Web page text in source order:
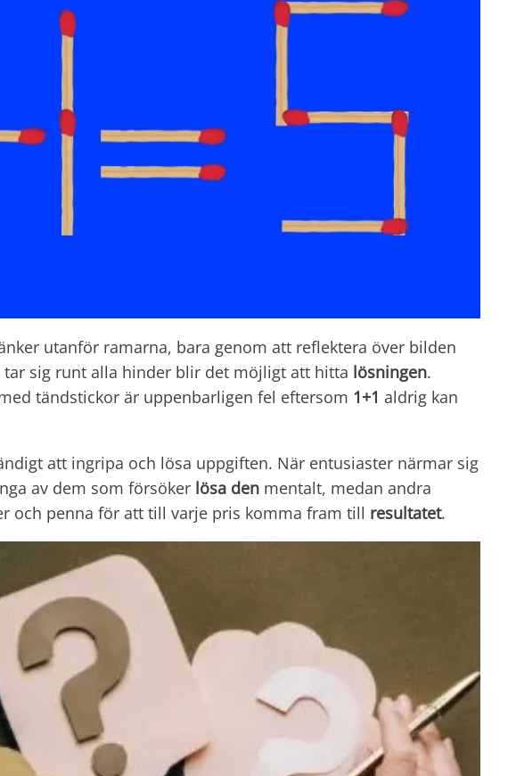
utanför ramarna, bara genom att reflektera över bilden
sig runt alla hinder blir det möjligt att hitta lösningen.
tändstickor är uppenbarligen fel eftersom 1+1 aldrig kan
att ingripa och lösa uppgiften. När entusiaster närmar sig
av dem som försöker lösa den mentalt, medan andra
och penna för att till varje pris komma fram till resultatet.